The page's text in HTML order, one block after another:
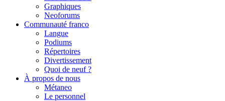
Graphiques
Neoforums
Communauté franco
Langue
Podiums
Répertoires
Divertissement
Quoi de neuf ?
À propos de nous
Métaneo
Le personnel